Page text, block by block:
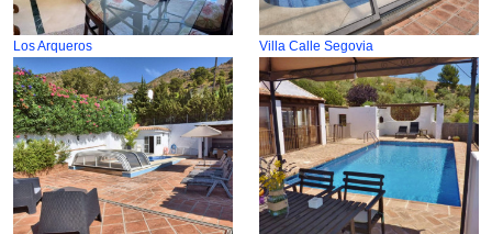
Los Arqueros Villa Calle Segovia